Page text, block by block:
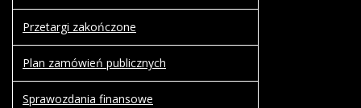
Przetargi zakończone
Plan zamówień publicznych
Sprawozdania finansowe